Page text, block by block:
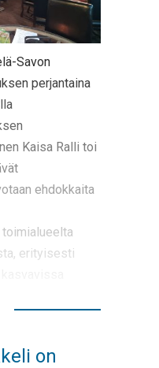
Savon
perjantaina
Kaisa Ralli toi
ehdokkaita
erityisesti
on